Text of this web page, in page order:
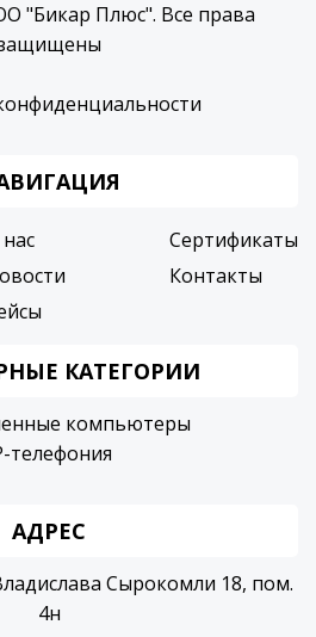
"Бикар Плюс". Все права
Сертификаты
Контакты
КАТЕГОРИИ
компьютеры
телефония
АДРЕС
Сырокомли 18, пом.
4н